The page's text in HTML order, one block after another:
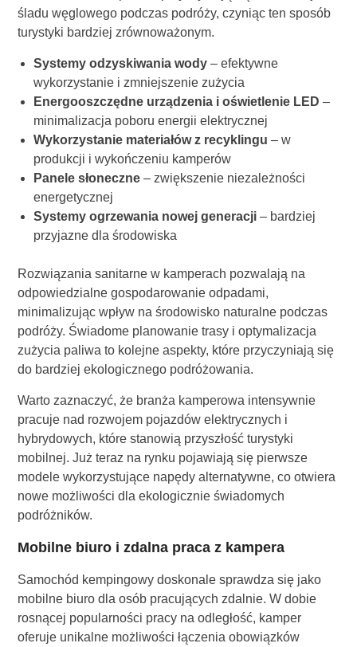
śladu węglowego podczas podróży, czyniąc ten sposób
turystyki bardziej zrównoważonym.
Systemy odzyskiwania wody– efektywne
wykorzystanie i zmniejszenie zużycia
Energooszczędne urządzenia i oświetlenie LED –
minimalizacja poboru energii elektrycznej
Wykorzystanie materiałów z recyklingu – w
produkcji i wykończeniu kamperów
Panele słoneczne– zwiększenie niezależności
energetycznej
Systemy ogrzewania nowej generacji– bardziej
przyjazne dla środowiska
Rozwiązania sanitarne w kamperach pozwalają na
odpowiedzialne gospodarowanie odpadami,
minimalizując wpływ na środowisko naturalne podczas
podróży. Świadome planowanie trasy i optymalizacja
zużycia paliwa to kolejne aspekty, które przyczyniają się
do bardziej ekologicznego podróżowania.
Warto zaznaczyć, że branża kamperowa intensywnie
pracuje nad rozwojem pojazdów elektrycznych i
hybrydowych, które stanowią przyszłość turystyki
mobilnej. Już teraz na rynku pojawiają się pierwsze
modele wykorzystujące napędy alternatywne, co otwiera
nowe możliwości dla ekologicznie świadomych
podróżników.
Mobilne biuro i zdalna praca z kampera
Samochód kempingowy doskonale sprawdza się jako
mobilne biuro dla osób pracujących zdalnie. W dobie
rosnącej popularności pracy na odległość, kamper
oferuje unikalne możliwości łączenia obowiązków